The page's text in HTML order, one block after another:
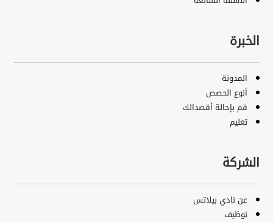
الخبرة
المدونة
أنوع الحصص
قم بإحالة أقصدائك
تعليم
الشركة
عن نادي بيلاتس
توظيف